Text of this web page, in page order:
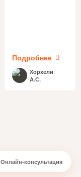
Подробнее
Хорхели
А.С.
Онлайн-консультация